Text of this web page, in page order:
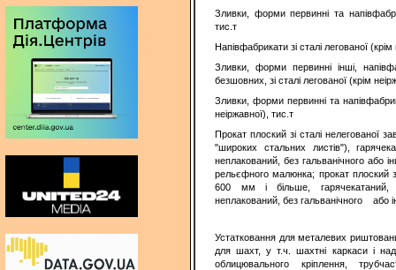
Зливки, форми первинні та
тис.т
Напівфабрикати зі сталі легованої
Зливки, форми первинні інші,
безшовних, зі сталі легованої (крім
Зливки, форми первинні та
неіржавної), тис.т
Прокат плоский зі сталі
"широких стальних листів"),
неплакований, без гальванічного або
рельєфного малюнка; прокат плоский
600 мм і більше,
неплакований, без гальванічного або
Устатковання для металевих
для шахт, у т.ч. шахтні каркаси і
облицювального кріплення,